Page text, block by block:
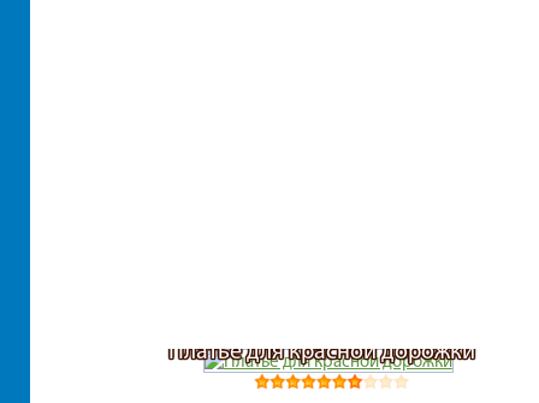
Платье для красной дорожки